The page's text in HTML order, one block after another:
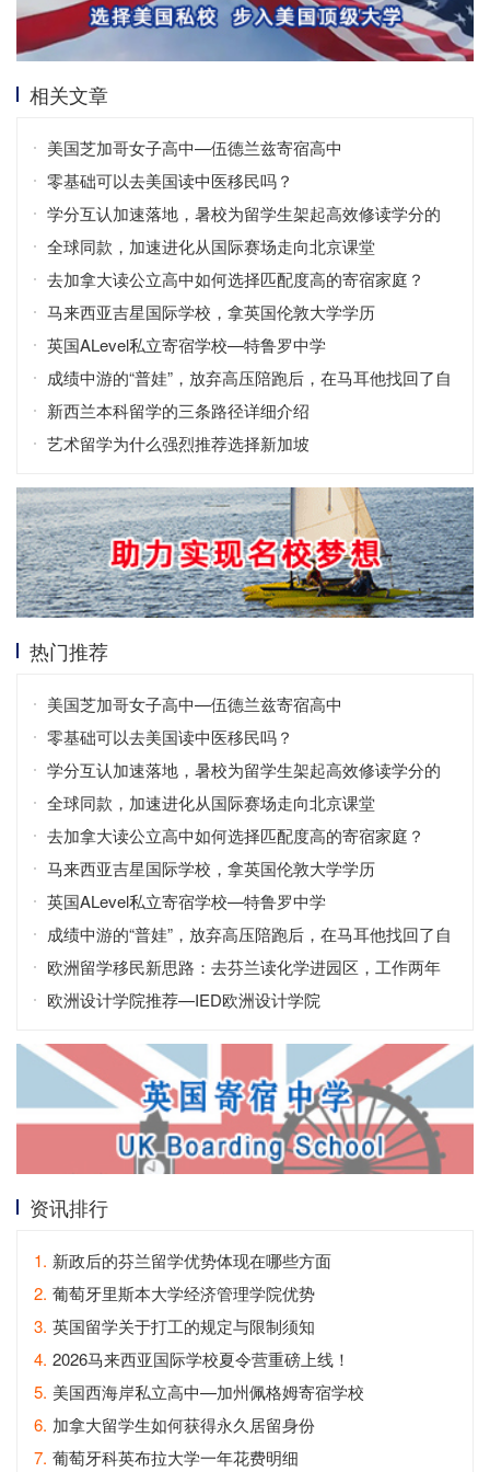
相关文章
美国芝加哥女子高中—伍德兰兹寄宿高中
零基础可以去美国读中医移民吗？
学分互认加速落地，暑校为留学生架起高效修读学分的
桥梁
全球同款，加速进化从国际赛场走向北京课堂
去加拿大读公立高中如何选择匹配度高的寄宿家庭？
马来西亚吉星国际学校，拿英国伦敦大学学历
英国ALevel私立寄宿学校—特鲁罗中学
成绩中游的“普娃”，放弃高压陪跑后，在马耳他找回了自
信！
新西兰本科留学的三条路径详细介绍
艺术留学为什么强烈推荐选择新加坡
热门推荐
美国芝加哥女子高中—伍德兰兹寄宿高中
零基础可以去美国读中医移民吗？
学分互认加速落地，暑校为留学生架起高效修读学分的
桥梁
全球同款，加速进化从国际赛场走向北京课堂
去加拿大读公立高中如何选择匹配度高的寄宿家庭？
马来西亚吉星国际学校，拿英国伦敦大学学历
英国ALevel私立寄宿学校—特鲁罗中学
成绩中游的“普娃”，放弃高压陪跑后，在马耳他找回了自
信！
欧洲留学移民新思路：去芬兰读化学进园区，工作两年
拿永居？
欧洲设计学院推荐—IED欧洲设计学院
资讯排行
1. 新政后的芬兰留学优势体现在哪些方面
2. 葡萄牙里斯本大学经济管理学院优势
3. 英国留学关于打工的规定与限制须知
4. 2026马来西亚国际学校夏令营重磅上线！
5. 美国西海岸私立高中—加州佩格姆寄宿学校
6. 加拿大留学生如何获得永久居留身份
7. 葡萄牙科英布拉大学一年花费明细